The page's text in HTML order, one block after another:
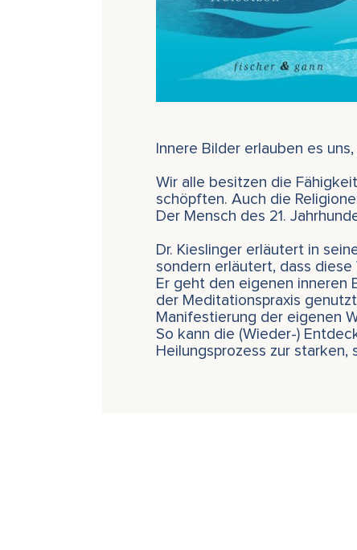
Innere Bilder erlauben es
Wir alle besitzen die
schöpften. Auch die
Der Mensch des 21.
Dr. Kieslinger erläutert in
sondern erläutert, dass
Er geht den eigenen inneren
der Meditationspraxis
Manifestierung der eigenen
So kann die (Wieder-)
Heilungsprozess zur